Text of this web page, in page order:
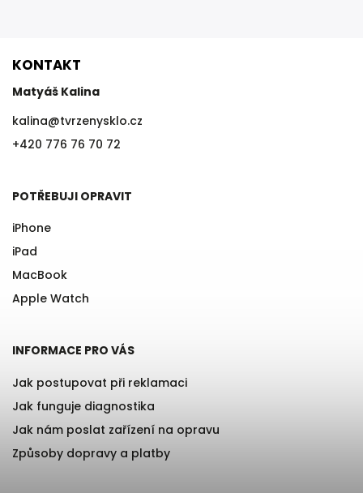
KONTAKT
Matyáš Kalina
kalina@tvrzenysklo.cz
+420 776 76 70 72
POTŘEBUJI OPRAVIT
iPhone
iPad
MacBook
Apple Watch
INFORMACE PRO VÁS
Jak postupovat při reklamaci
Jak funguje diagnostika
Jak nám poslat zařízení na opravu
Způsoby dopravy a platby